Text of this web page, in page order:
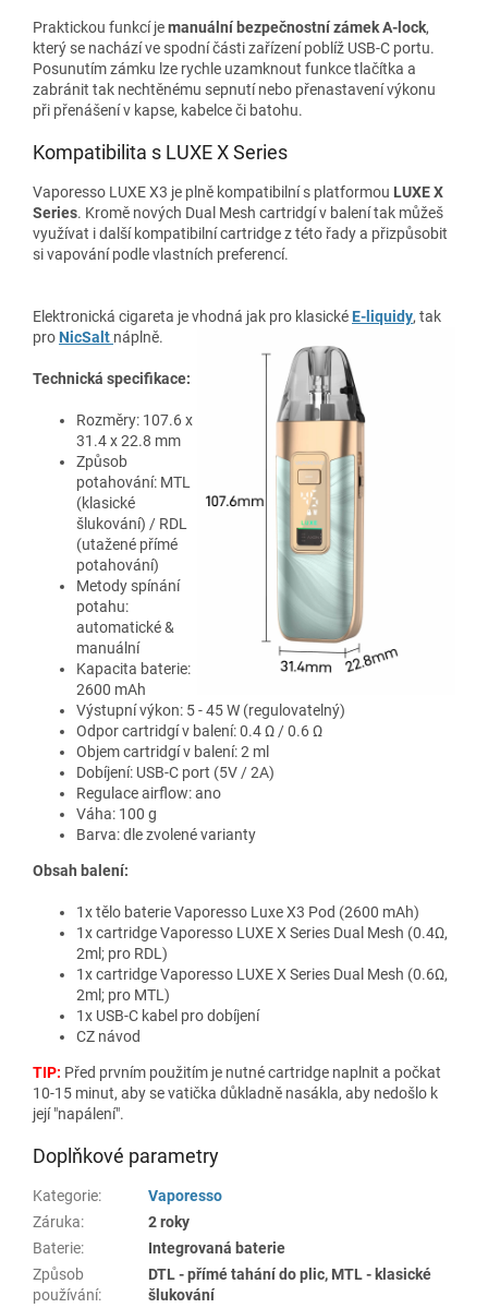
Praktickou funkcí jemanuální bezpečnostní zámek A-lock,
který se nachází ve spodní části zařízení poblíž USB-C portu.
Posunutím zámku lze rychle uzamknout funkce tlačítka a
zabránit tak nechtěnému sepnutí nebo přenastavení výkonu
při přenášení v kapse, kabelce či batohu.
Kompatibilita s LUXE X Series
Vaporesso LUXE X3 je plně kompatibilní s platformou LUXE X
Series. Kromě nových Dual Mesh cartridgí v balení tak můžeš
využívat i další kompatibilní cartridge z této řady a přizpůsobit
si vapování podle vlastních preferencí.
Elektronická cigareta je vhodná jak pro klasické E-liquidy, tak
pro NicSalt náplně.
Technická specifikace:
Rozměry: 107.6 x
31.4 x 22.8 mm
Způsob
potahování: MTL
(klasické
šlukování) / RDL
(utažené přímé
potahování)
Metody spínání
potahu:
automatické &
manuální
Kapacita baterie:
2600 mAh
Výstupní výkon: 5 - 45 W (regulovatelný)
Odpor cartridgí v balení: 0.4 Ω / 0.6 Ω
Objem cartridgí v balení: 2 ml
Dobíjení: USB-C port (5V / 2A)
Regulace airflow: ano
Váha: 100 g
Barva: dle zvolené varianty
Obsah balení:
1x tělo baterie Vaporesso Luxe X3 Pod (2600 mAh)
1x cartridge Vaporesso LUXE X Series Dual Mesh (0.4Ω,
2ml; pro RDL)
1x cartridge Vaporesso LUXE X Series Dual Mesh (0.6Ω,
2ml; pro MTL)
1x USB-C kabel pro dobíjení
CZ návod
TIP: Před prvním použitím je nutné cartridge naplnit a počkat
10-15 minut, aby se vatička důkladně nasákla, aby nedošlo k
její "napálení".
Doplňkové parametry
Kategorie:
Vaporesso
Záruka:
2 roky
Baterie:
Integrovaná baterie
Způsob
používání:
DTL - přímé tahání do plic, MTL - klasické
šlukování